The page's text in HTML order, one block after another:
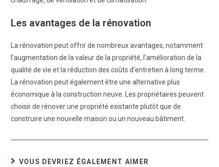
Les avantages de la rénovation
La rénovation peut offrir de nombreux avantages, notamment
l’augmentation de la valeur de la propriété, l’amélioration de la
qualité de vie et la réduction des coûts d’entretien à long terme.
La rénovation peut également être une alternative plus
économique à la construction neuve. Les propriétaires peuvent
choisir de rénover une propriété existante plutôt que de
construire une nouvelle maison ou un nouveau bâtiment.
VOUS DEVRIEZ ÉGALEMENT AIMER